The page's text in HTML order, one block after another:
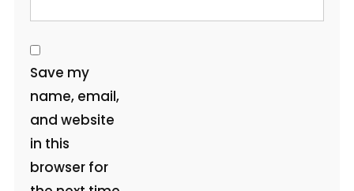
Save my
name, email,
and website
in this
browser for